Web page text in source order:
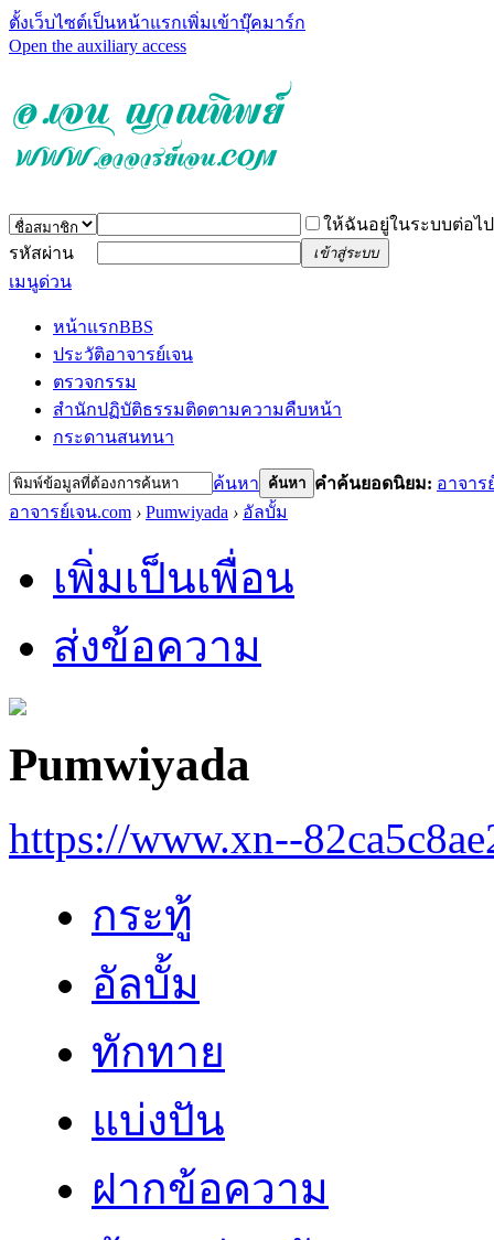
ตั้งเว็บไซต์เป็นหน้าแรกเพิ่มเข้าบุ๊คมาร์ก
Open the auxiliary access
ให้ฉันอยู่ในระบบต่อไป
รหัสผ่าน
เข้าสู่ระบบ
เมนูด่วน
หน้าแรกBBS
ประวัติอาจารย์เจน
ตรวจกรรม
สำนักปฏิบัติธรรมติดตามความคืบหน้า
กระดานสนทนา
ค้นหา ค้นหา คำค้นยอดนิยม: อาจาร
อาจารย์เจน.com › Pumwiyada › อัลบั้ม
เพิ่มเป็นเพื่อน
ส่งข้อความ
Pumwiyada
https://www.xn--
กระทู้
อัลบั้ม
ทักทาย
แบ่งปัน
ฝากข้อความ